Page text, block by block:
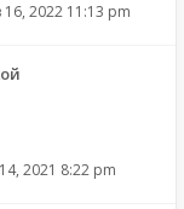
2022 11:13 pm
2021 8:22 pm